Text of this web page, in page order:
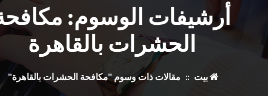
أرشيفات الوسوم:
الحشرات بالقاهرة
بيت :: مقالات ذات وسوم "مكافحة الحشرات بالقاهرة"